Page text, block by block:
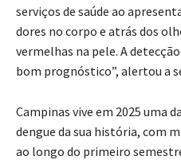
serviços de saúde ao
dores no corpo e atrás dos
vermelhas na pele. A
bom prognóstico”, alertou a
Campinas vive em 2025 uma
dengue da sua história, com
ao longo do primeiro